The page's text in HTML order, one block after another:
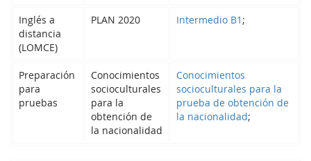
Inglés a
distancia
(LOMCE)
PLAN 2020 Intermedio B1 ;
Preparación
para
pruebas
Conocimientos
socioculturales
para la
obtención de
la nacionalidad
Conocimientos
socioculturales para la
prueba de obtención de
la nacionalidad;